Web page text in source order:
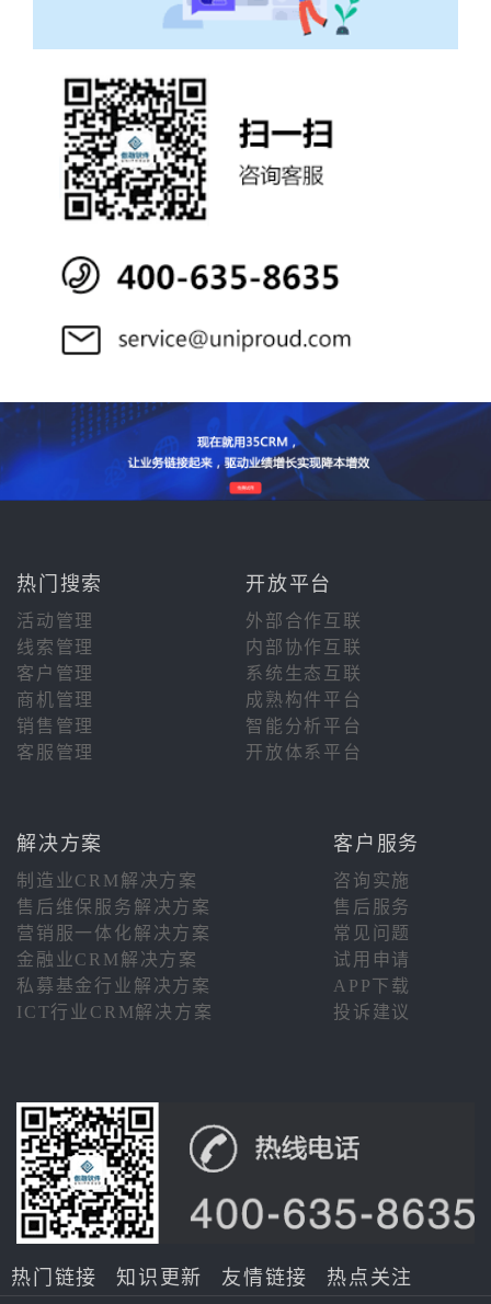
热门搜索 开放平台
活动管理
外部合作互联
线索管理
内部协作互联
客户管理
系统生态互联
商机管理
成熟构件平台
销售管理
智能分析平台
客服管理
开放体系平台
解决方案 客户服务
制造业CRM解决方案
咨询实施
售后维保服务解决方案
售后服务
营销服一体化解决方案
常见问题
金融业CRM解决方案
试用申请
私募基金行业解决方案
APP下载
ICT行业CRM解决方案
投诉建议
热门链接 知识更新 友情链接 热点关注